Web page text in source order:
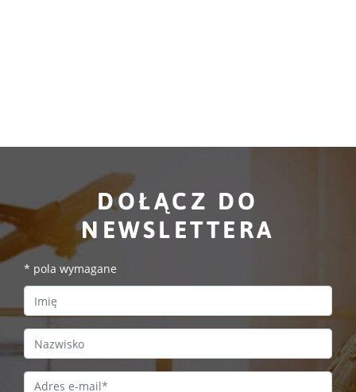
DOŁĄCZ DO
NEWSLETTERA
* pola wymagane
First Name
Last Name
Email Address*